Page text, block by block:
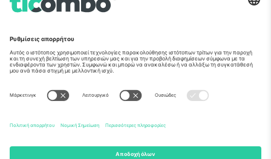
Totleben 53-55, 1606 Sofia,
Building A1, Office 302, Dubai,
Mexico
Av Chapultepec 360, Roma
Norte, Cuauhtémoc, 06700
Ciudad de México, CDMX,
Mexico
Η νομική οντότητα του παρόχου πλατφόρμας ενδέχεται να
τομέα. Για λεπτομέρειες ανατρέξτε στη σελίδα της συγκεκριμένης